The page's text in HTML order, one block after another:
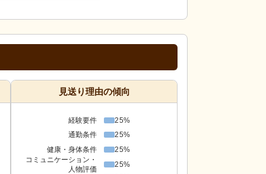
見送り理由の傾向
経験要件
25%
通勤条件
25%
健康・身体条件
25%
コミュニケーション・
人物評価
25%